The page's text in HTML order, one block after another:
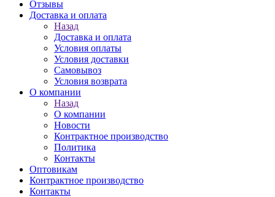
Отзывы
Доставка и оплата
Назад
Доставка и оплата
Условия оплаты
Условия доставки
Самовывоз
Условия возврата
О компании
Назад
О компании
Новости
Контрактное производство
Политика
Контакты
Оптовикам
Контрактное производство
Контакты